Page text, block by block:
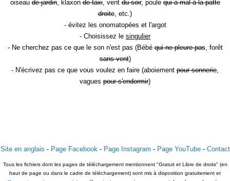
oiseaude jardin, klaxonde taxi, ventdu soir, poulequi a mal à la patte
droite, etc.)
- évitez les onomatopées et l'argot
- Choisissez le singulier
- Ne cherchez pas ce que le son n'est pas (Bébéqui ne pleure pas, forêt
sans vent)
- N'écrivez pas ce que vous voulez en faire (aboiement pour sonnerie,
vagues pour s'endormir)
Site en anglais - Page Facebook- Page Instagram - Page YouTube- Contact
Tous les fichiers dont les pages de téléchargement mentionnent "Gratuit et Libre de droits" (en
haut de page ou dans le cadre de téléchargement) sont mis à disposition gratuitement et